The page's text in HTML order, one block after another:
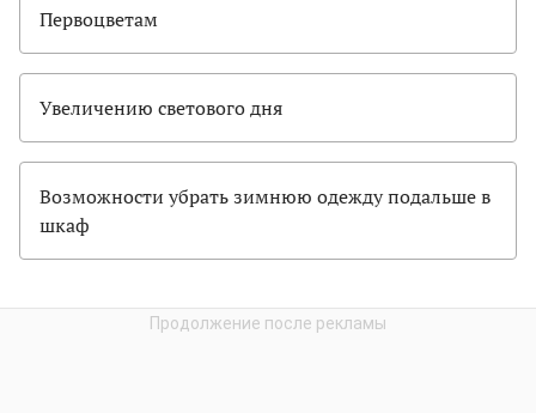
Первоцветам
Увеличению светового дня
Возможности убрать зимнюю одежду подальше в
шкаф